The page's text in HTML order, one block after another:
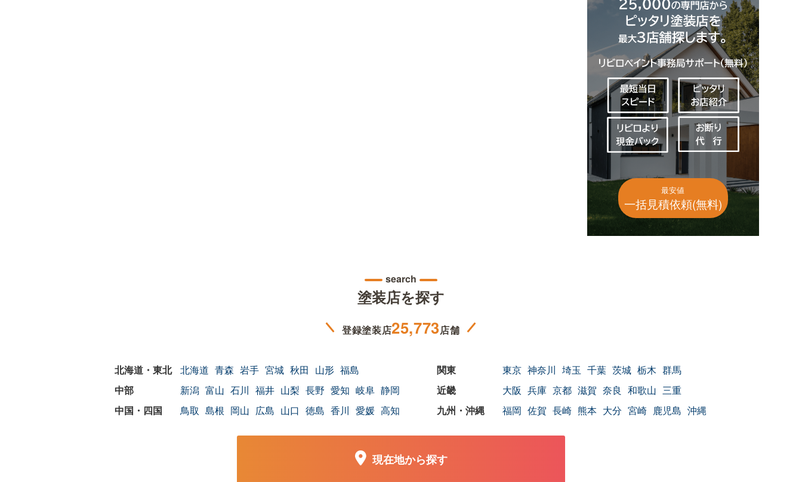
最安値
一括見積依頼(無料)
search
塗装店を探す
登録塗装店25,773店舗
北海道 青森 岩手 宮城 秋田 山形 福島 東京 神奈川 埼玉 千葉 茨城 栃木 群馬
新潟 富山 石川 福井 山梨 長野 愛知 岐阜 静岡 大阪 兵庫 京都 滋賀 奈良 和歌山 三重
鳥取 島根 岡山 広島 山口 徳島 香川 愛媛 高知 福岡 佐賀 長崎 熊本 大分 宮崎 鹿児島 沖縄
現在地から探す